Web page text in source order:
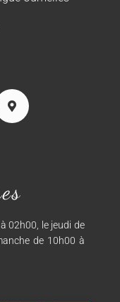
02h00, le jeudi de
de 10h00 à